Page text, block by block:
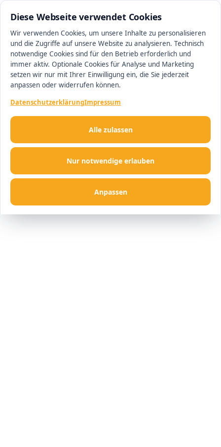
Diese Webseite verwendet Cookies
Wir verwenden Cookies, um unsere Inhalte zu personalisieren
und die Zugriffe auf unsere Website zu analysieren. Technisch
notwendige Cookies sind für den Betrieb erforderlich und
immer aktiv. Optionale Cookies für Analyse und Marketing
setzen wir nur mit Ihrer Einwilligung ein, die Sie jederzeit
anpassen oder widerrufen können.
DatenschutzerklärungImpressum
Nur notwendige erlauben
Anpassen
Alle zulassen